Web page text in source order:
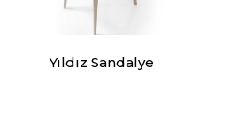
Yıldız Sandalye